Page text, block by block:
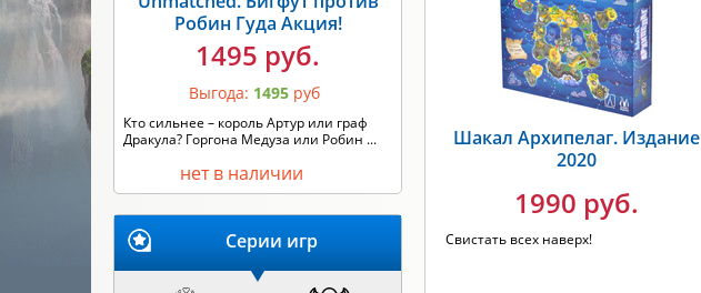
Шакал Архипелаг. Издание
2020
1990 руб.
Свистать всех наверх!
Робин Гуда Акция!
1495 руб.
Выгода: 1495 руб
Кто сильнее – король Артур или граф
Дракула? Горгона Медуза или Робин ...
нет в наличии
Серии игр